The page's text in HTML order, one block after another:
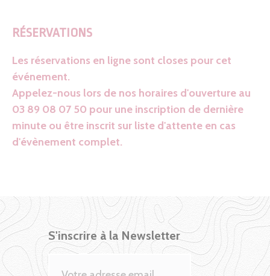
RÉSERVATIONS
Les réservations en ligne sont closes pour cet
événement.
Appelez-nous lors de nos horaires d'ouverture au
03 89 08 07 50 pour une inscription de dernière
minute ou être inscrit sur liste d'attente en cas
d'évènement complet.
S'inscrire à la Newsletter